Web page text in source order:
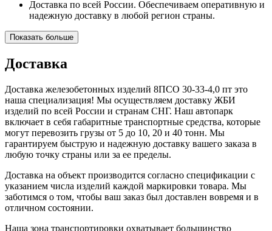
Доставка по всей России. Обеспечиваем оперативную и
надежную доставку в любой регион страны.
Показать больше
Доставка
Доставка железобетонных изделий 8ПСО 30-33-4,0 пт это
наша специализация! Мы осуществляем доставку ЖБИ
изделий по всей России и странам СНГ. Наш автопарк
включает в себя габаритные транспортные средства, которые
могут перевозить грузы от 5 до 10, 20 и 40 тонн. Мы
гарантируем быструю и надежную доставку вашего заказа в
любую точку страны или за ее пределы.
Доставка на объект производится согласно спецификации с
указанием числа изделий каждой маркировки товара. Мы
заботимся о том, чтобы ваш заказ был доставлен вовремя и в
отличном состоянии.
Наша зона транспортировки охватывает большинство